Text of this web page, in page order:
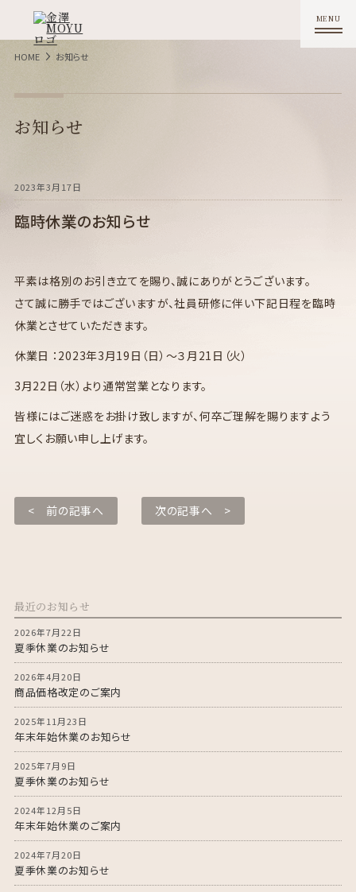
HOME お知らせ
お知らせ
2023年3月17日
臨時休業のお知らせ
平素は格別のお引き立てを賜り、誠にありがとうございます。
さて誠に勝手ではございますが、社員研修に伴い下記日程を臨時
休業とさせていただきます。
休業日 ：2023年3月19日（日）～３月21日（火）
3月22日（水）より通常営業となります。
皆様にはご迷惑をお掛け致しますが、何卒ご理解を賜りますよう
宜しくお願い申し上げます。
< 前の記事へ 次の記事へ >
最近のお知らせ
2026年7月22日
夏季休業のお知らせ
2026年4月20日
商品価格改定のご案内
2025年11月23日
年末年始休業のお知らせ
2025年7月9日
夏季休業のお知らせ
2024年12月5日
年末年始休業のご案内
2024年7月20日
夏季休業のお知らせ